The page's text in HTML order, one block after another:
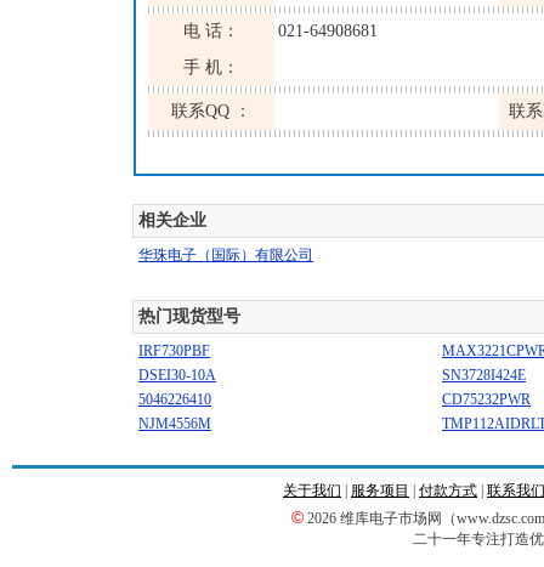
电 话：
021-64908681
手 机：
联系QQ ： 联
相关企业
华珠电子（国际）有限公司
热门现货型号
IRF730PBF
DSEI30-10A
SN3728I424E
5046226410
CD75232PWR
NJM4556M
关于我们 服务项目 付款方式 联系我们
© 2026 维库电子市场网（
二十一年专注打造